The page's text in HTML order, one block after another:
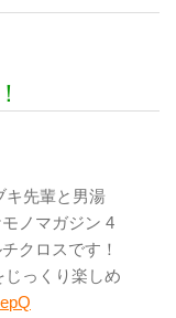
キ先輩と男湯
ノマガジン 4
クロスです！
っくり楽しめ